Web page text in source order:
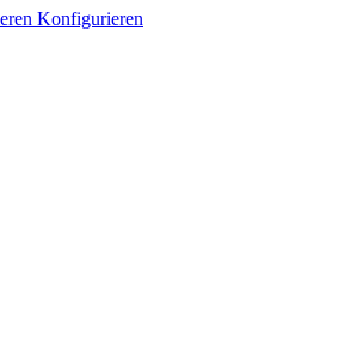
Konfigurieren